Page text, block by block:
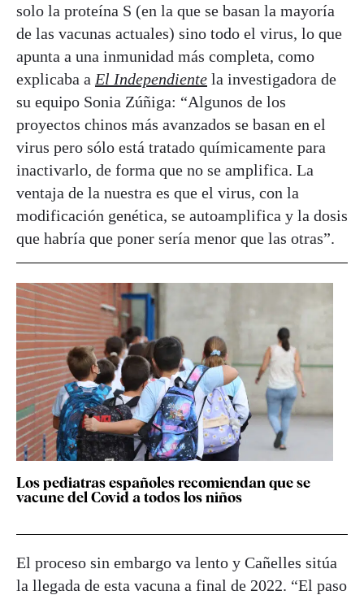
solo la proteína S (en la que se basan la mayoría
de las vacunas actuales) sino todo el virus, lo que
apunta a una inmunidad más completa, como
explicaba a El Independiente la investigadora de
su equipo Sonia Zúñiga: “Algunos de los
proyectos chinos más avanzados se basan en el
virus pero sólo está tratado químicamente para
inactivarlo, de forma que no se amplifica. La
ventaja de la nuestra es que el virus, con la
modificación genética, se autoamplifica y la dosis
que habría que poner sería menor que las otras”.
Los pediatras españoles recomiendan que se
vacune del Covid a todos los niños
El proceso sin embargo va lento y Cañelles sitúa
la llegada de esta vacuna a final de 2022. “El paso